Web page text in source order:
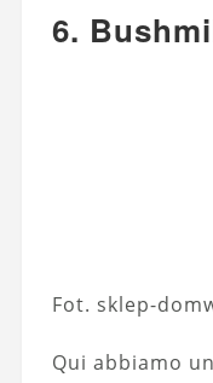
6.
Fot. sklep-
Qui abbiamo